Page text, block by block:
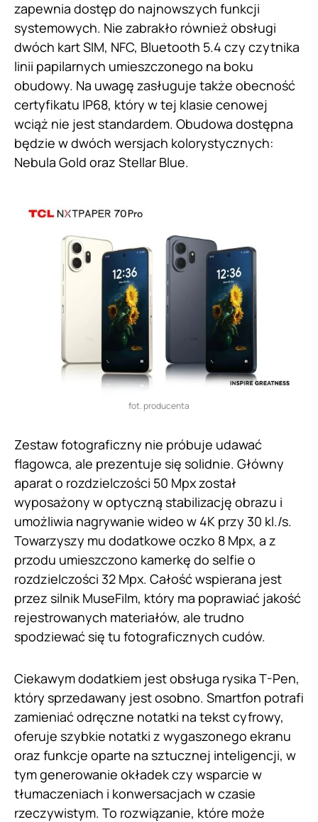
zapewnia dostęp do najnowszych funkcji
systemowych. Nie zabrakło również obsługi
dwóch kart SIM, NFC, Bluetooth 5.4 czy czytnika
linii papilarnych umieszczonego na boku
obudowy. Na uwagę zasługuje także obecność
certyfikatu IP68, który w tej klasie cenowej
wciąż nie jest standardem. Obudowa dostępna
będzie w dwóch wersjach kolorystycznych:
Nebula Gold oraz Stellar Blue.
fot. producenta
Zestaw fotograficzny nie próbuje udawać
flagowca, ale prezentuje się solidnie. Główny
aparat o rozdzielczości 50 Mpx został
wyposażony w optyczną stabilizację obrazu i
umożliwia nagrywanie wideo w 4K przy 30 kl./s.
Towarzyszy mu dodatkowe oczko 8 Mpx, a z
przodu umieszczono kamerkę do selfie o
rozdzielczości 32 Mpx. Całość wspierana jest
przez silnik MuseFilm, który ma poprawiać jakość
rejestrowanych materiałów, ale trudno
spodziewać się tu fotograficznych cudów.
Ciekawym dodatkiem jest obsługa rysika T-Pen,
który sprzedawany jest osobno. Smartfon potrafi
zamieniać odręczne notatki na tekst cyfrowy,
oferuje szybkie notatki z wygaszonego ekranu
oraz funkcje oparte na sztucznej inteligencji, w
tym generowanie okładek czy wsparcie w
tłumaczeniach i konwersacjach w czasie
rzeczywistym. To rozwiązanie, które może